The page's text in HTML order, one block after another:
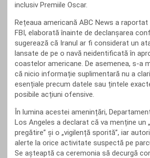
inclusiv Premiile Oscar.
Rețeaua americană ABC News a
FBI, elaborată înainte de declanșarea
sugerează că Iranul ar fi considerat un
lansate de pe o navă neidentificată în
coastelor americane. De asemenea, s-a
că nicio informație suplimentară nu a
esențiale precum datele sau țintele
posibile acțiuni ofensive.
În lumina acestei amenințări,
Los Angeles a declarat că va menține un
pregătire” și o „vigilență sporită”, iar
alerte la orice activitate suspectă pe
Se așteaptă ca ceremonia să decurgă